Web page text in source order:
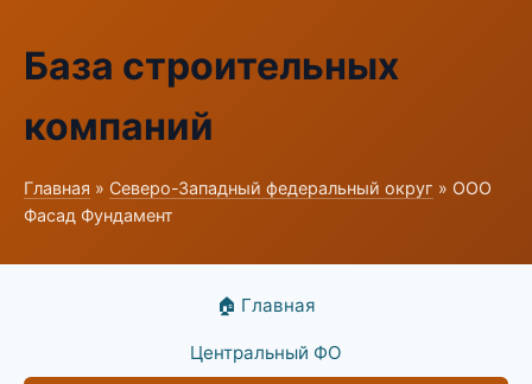
База строительных
компаний
Главная » Северо-Западный федеральный округ » ООО
Фасад Фундамент
🏠 Главная
Центральный ФО